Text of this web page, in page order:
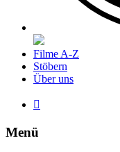
Filme A-Z
Stöbern
Über uns

Menü